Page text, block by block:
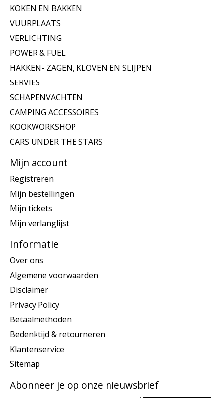
KOKEN EN BAKKEN
VUURPLAATS
VERLICHTING
POWER & FUEL
HAKKEN- ZAGEN, KLOVEN EN SLIJPEN
SERVIES
SCHAPENVACHTEN
CAMPING ACCESSOIRES
KOOKWORKSHOP
CARS UNDER THE STARS
Mijn account
Registreren
Mijn bestellingen
Mijn tickets
Mijn verlanglijst
Informatie
Over ons
Algemene voorwaarden
Disclaimer
Privacy Policy
Betaalmethoden
Bedenktijd & retourneren
Klantenservice
Sitemap
Abonneer je op onze nieuwsbrief